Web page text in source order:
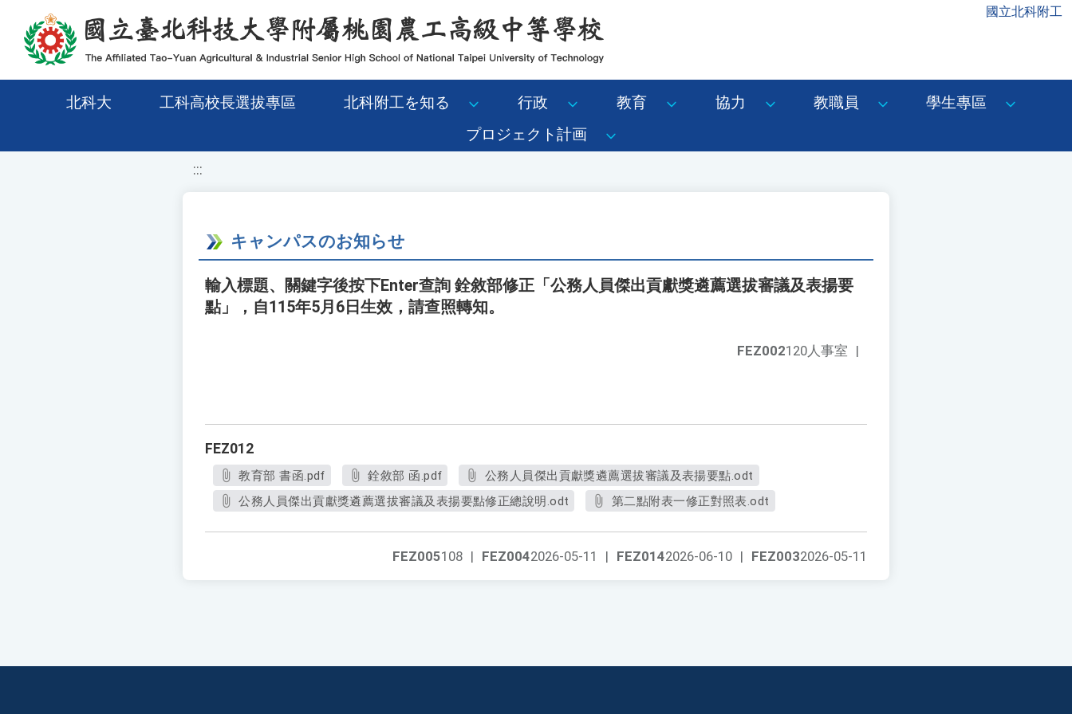
移至網頁之主要內容區位置 國立北科附工
北科大 工科高校長選拔專區 北科附工を知る 行政 教育 協力 教職員
學生專區
プロジェクト計画
:::
キャンパスのお知らせ
輸入標題、關鍵字後按下Enter查詢 銓敘部修正「公務人員傑出貢獻獎遴薦選拔審議及表揚要
點」，自115年5月6日生效，請查照轉知。
FEZ002120人事室 |
FEZ012
教育部 書函.pdf 銓敘部 函.pdf
公務人員傑出貢獻獎遴薦選拔審議及表揚要點.odt
公務人員傑出貢獻獎遴薦選拔審議及表揚要點修正總說明.odt
第二點附表一修正對照表.odt
FEZ0032026-05-11
FEZ0142026-06-10 |
FEZ0042026-05-11 |
FEZ005108 |